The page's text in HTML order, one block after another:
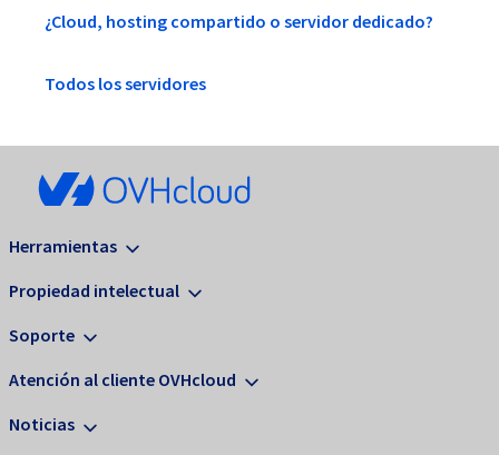
¿Cloud, hosting compartido o servidor dedicado?
Todos los servidores
Herramientas
Propiedad intelectual
Soporte
Atención al cliente OVHcloud
Noticias